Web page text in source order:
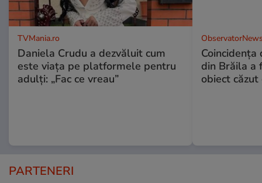
TVMania.ro
Daniela Crudu a dezvăluit cum
este viața pe platformele pentru
adulți: „Fac ce vreau”
Coincidența
din Brăila a
obiect căzut
PARTENERI